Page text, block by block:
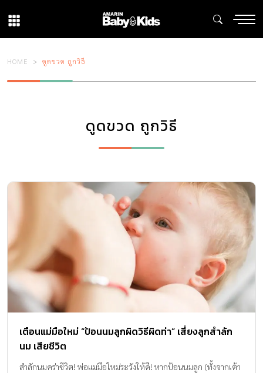
HOME ดูดขวด ถูกวิธี
ดูดขวด ถูกวิธี
เตือนแม่มือใหม่ “ป้อนนมลูกผิดวิธีผิดท่า” เสี่ยงลูกสำลัก
นม เสียชีวิต
สำลักนมคร่าชีวิต! พ่อแม่มือใหม่ระวังให้ดี! หากป้อนนมลูก (ทั้งจากเต้า